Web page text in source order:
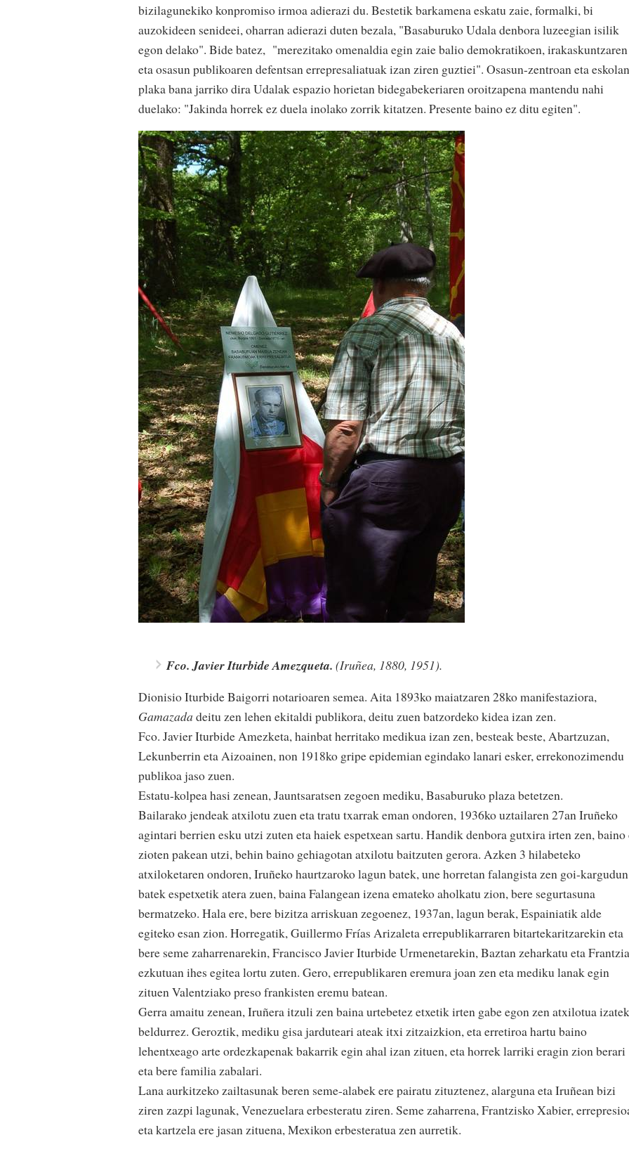
bizilagunekiko konpromiso irmoa adierazi du. Bestetik barkamena eskatu zaie, formalki, bi
auzokideen senideei, oharran adierazi duten bezala, "Basaburuko Udala denbora luzeegian isilik
egon delako". Bide batez, "merezitako omenaldia egin zaie balio demokratikoen, irakaskuntzaren
eta osasun publikoaren defentsan errepresaliatuak izan ziren guztiei". Osasun-zentroan eta eskolan
plaka bana jarriko dira Udalak espazio horietan bidegabekeriaren oroitzapena mantendu nahi
duelako: "Jakinda horrek ez duela inolako zorrik kitatzen. Presente baino ez ditu egiten".
Fco. Javier Iturbide Amezqueta. (Iruñea, 1880, 1951).
Dionisio Iturbide Baigorri notarioaren semea. Aita 1893ko maiatzaren 28ko manifestaziora,
Gamazada deitu zen lehen ekitaldi publikora, deitu zuen batzordeko kidea izan zen.
Fco. Javier Iturbide Amezketa, hainbat herritako medikua izan zen, besteak beste, Abartzuzan,
Lekunberrin eta Aizoainen, non 1918ko gripe epidemian egindako lanari esker, errekonozimendu
publikoa jaso zuen.
Estatu-kolpea hasi zenean, Jauntsaratsen zegoen mediku, Basaburuko plaza betetzen.
Bailarako jendeak atxilotu zuen eta tratu txarrak eman ondoren, 1936ko uztailaren 27an Iruñeko
agintari berrien esku utzi zuten eta haiek espetxean sartu. Handik denbora gutxira irten zen, baino
zioten pakean utzi, behin baino gehiagotan atxilotu baitzuten gerora. Azken 3 hilabeteko
atxiloketaren ondoren, Iruñeko haurtzaroko lagun batek, une horretan falangista zen goi-kargudun
batek espetxetik atera zuen, baina Falangean izena emateko aholkatu zion, bere segurtasuna
bermatzeko. Hala ere, bere bizitza arriskuan zegoenez, 1937an, lagun berak, Espainiatik alde
egiteko esan zion. Horregatik, Guillermo Frías Arizaleta errepublikarraren bitartekaritzarekin eta
bere seme zaharrenarekin, Francisco Javier Iturbide Urmenetarekin, Baztan zeharkatu eta
ezkutuan ihes egitea lortu zuten. Gero, errepublikaren eremura joan zen eta mediku lanak egin
zituen Valentziako preso frankisten eremu batean.
Gerra amaitu zenean, Iruñera itzuli zen baina urtebetez etxetik irten gabe egon zen atxilotua
beldurrez. Geroztik, mediku gisa jarduteari ateak itxi zitzaizkion, eta erretiroa hartu baino
lehentxeago arte ordezkapenak bakarrik egin ahal izan zituen, eta horrek larriki eragin zion berari
eta bere familia zabalari.
Lana aurkitzeko zailtasunak beren seme-alabek ere pairatu zituztenez, alarguna eta Iruñean bizi
ziren zazpi lagunak, Venezuelara erbesteratu ziren. Seme zaharrena, Frantzisko Xabier,
eta kartzela ere jasan zituena, Mexikon erbesteratua zen aurretik.